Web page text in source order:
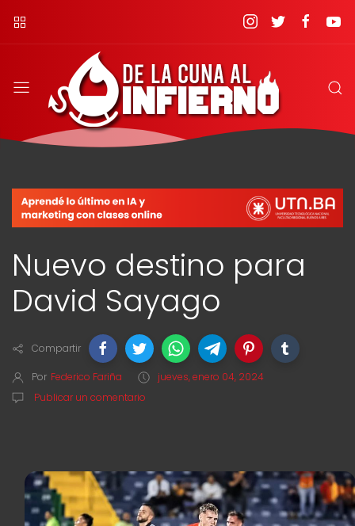
Nuevo destino para
David Sayago
Compartir
Por Federico Fariña
jueves, enero 04, 2024
Publicar un comentario